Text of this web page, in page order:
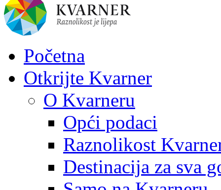
Početna
Otkrijte Kvarner
O Kvarneru
Opći podaci
Raznolikost
Destinacija za sva